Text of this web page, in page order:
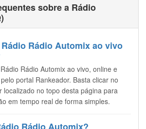
sobre a Rádio
Rádio Automix ao vivo
Rádio Automix ao vivo, online e
portal Rankeador. Basta clicar no
localizado no topo desta página para
em tempo real de forma simples.